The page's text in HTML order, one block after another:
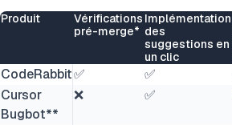
Produit
Vérifications
pré-merge*
Implémentation
des
suggestions en
un clic
CodeRabbit✅ ✅
Cursor
Bugbot**
❌ ✅